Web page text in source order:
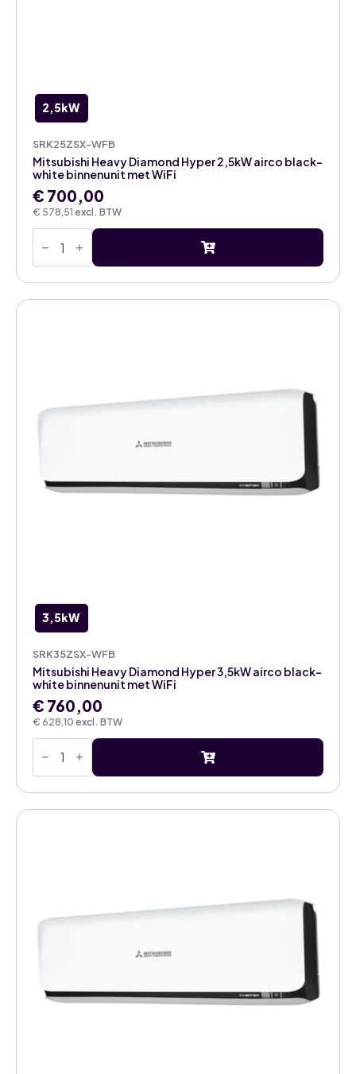
2,5kW
SRK25ZSX-WFB
€ 578,51 excl. BTW
Mitsubishi Heavy Diamond Hyper 2,5kW airco black-
white binnenunit met WiFi
€ 700,00
Mitsubishi
Heavy
Hyper
2,5kW
airco
3,5kW
SRK35ZSX-WFB
€ 628,10 excl. BTW
Mitsubishi Heavy Diamond Hyper 3,5kW airco black-
white binnenunit met WiFi
€ 760,00
Mitsubishi
Heavy
Hyper
3,5kW
airco